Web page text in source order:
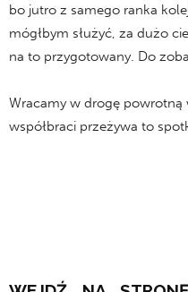
bo jutro z samego ranka
mógłbym służyć, za dużo
na to przygotowany. Do
Wracamy w drogę
współbraci przeżywa to